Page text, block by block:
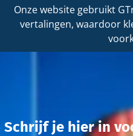
Onze website gebruikt
vertalingen, waardoor
Schrijf je hier in